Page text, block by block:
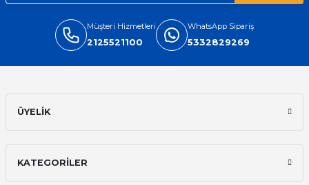
Müşteri Hizmetleri
2125521100
WhatsApp Sipariş
5332829269
ÜYELİK
KATEGORİLER